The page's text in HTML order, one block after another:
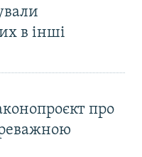
в інші
про